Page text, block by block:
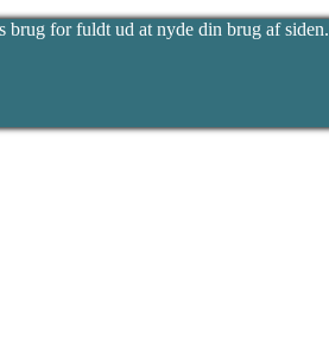
brug for fuldt ud at nyde din brug af siden.